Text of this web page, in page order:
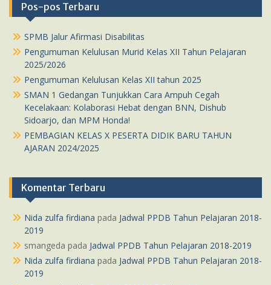
Pos-pos Terbaru
SPMB Jalur Afirmasi Disabilitas
Pengumuman Kelulusan Murid Kelas XII Tahun Pelajaran
2025/2026
Pengumuman Kelulusan Kelas XII tahun 2025
SMAN 1 Gedangan Tunjukkan Cara Ampuh Cegah
Kecelakaan: Kolaborasi Hebat dengan BNN, Dishub
Sidoarjo, dan MPM Honda!
PEMBAGIAN KELAS X PESERTA DIDIK BARU TAHUN
AJARAN 2024/2025
Komentar Terbaru
Nida zulfa firdiana pada Jadwal PPDB Tahun Pelajaran 2018-
2019
smangeda pada Jadwal PPDB Tahun Pelajaran 2018-2019
Nida zulfa firdiana pada Jadwal PPDB Tahun Pelajaran 2018-
2019